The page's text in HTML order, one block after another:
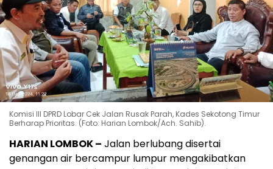
Komisi III DPRD Lobar Cek Jalan Rusak Parah, Kades Sekotong Timur
Berharap Prioritas. (Foto: Harian Lombok/Ach. Sahib).
HARIAN LOMBOK – Jalan berlubang disertai
genangan air bercampur lumpur mengakibatkan